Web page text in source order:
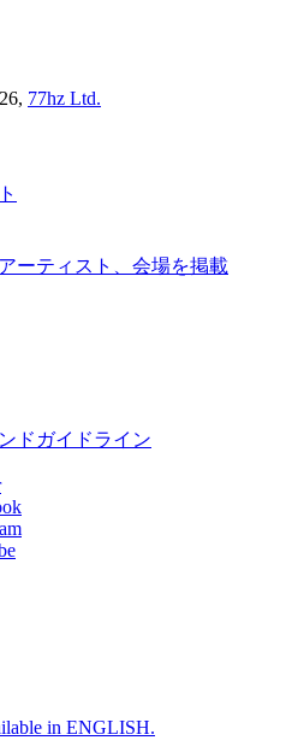
77hz Ltd.
ーティスト、会場を掲載
ドガイドライン
in ENGLISH.